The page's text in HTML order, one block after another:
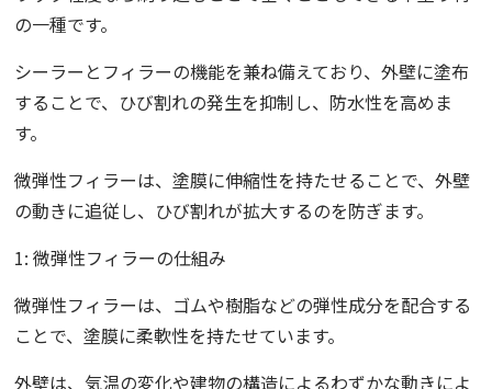
の一種です。
シーラーとフィラーの機能を兼ね備えており、外壁に塗布
することで、ひび割れの発生を抑制し、防水性を高めま
す。
微弾性フィラーは、塗膜に伸縮性を持たせることで、外壁
の動きに追従し、ひび割れが拡大するのを防ぎます。
1: 微弾性フィラーの仕組み
微弾性フィラーは、ゴムや樹脂などの弾性成分を配合する
ことで、塗膜に柔軟性を持たせています。
外壁は、気温の変化や建物の構造によるわずかな動きによ